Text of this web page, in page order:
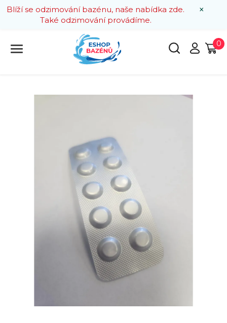
×
Blíží se odzimování bazénu, naše nabídka zde.
Také odzimování provádíme.
0